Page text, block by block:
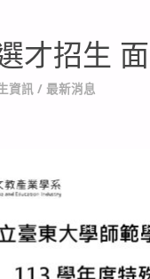
才招生
資訊/ 最新消息